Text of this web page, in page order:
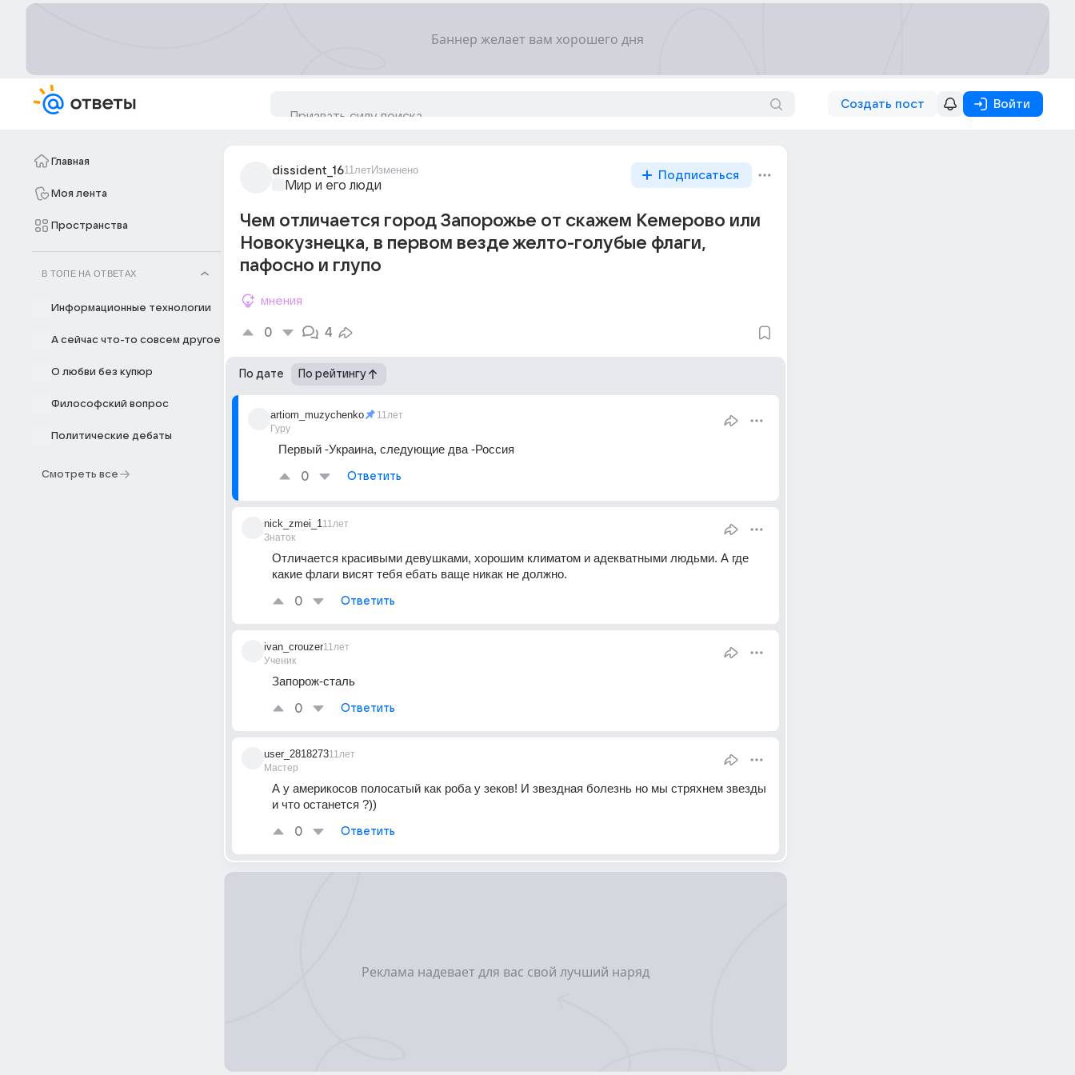
Создать пост Войти
Главная
Моя лента
Пространства
В ТОПЕ НА ОТВЕТАХ
Информационные технологии
А сейчас что-то совсем другое
О любви без купюр
Философский вопрос
Политические дебаты
Смотреть все
dissident_1611летИзменено
Мир и его люди
Подписаться
Чем отличается город Запорожье от скажем Кемерово или
Новокузнецка, в первом везде желто-голубые флаги,
пафосно и глупо
мнения
0 4
По дате По рейтингу
artiom_muzychenko
Гуру
11лет
Первый -Украина, следующие два -Россия
0 Ответить
nick_zmei_1
Знаток
11лет
Отличается красивыми девушками, хорошим климатом и адекватными людьми. А где
какие флаги висят тебя ебать ваще никак не должно.
0 Ответить
ivan_crouzer
Ученик
11лет
Запорож-сталь
0 Ответить
user_2818273
Мастер
11лет
А у америкосов полосатый как роба у зеков! И звездная болезнь но мы стряхнем звезды
и что останется ?))
0 Ответить